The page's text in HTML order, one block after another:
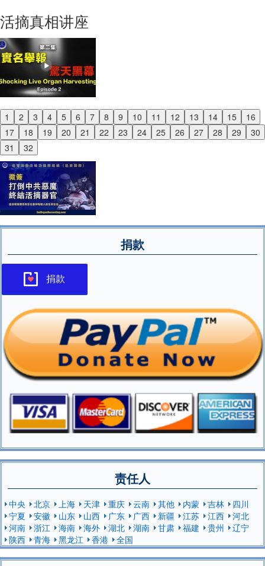
活摘真相讲座
1 2 3 4 5 6 7 8 9 10 11 12 13 14 15
16
17
18 19 20 21 22 23 24 25 26 27 28 29
30
31
32
Previous
Next
捐款
捐款
责任人
中央 北京 上海 天津 重庆 云南 其他 内蒙 吉林
四川
宁夏
安徽 山东 山西 广东 广西 新疆 江苏 江西
河北
河南
浙江 海南 海外 湖北 湖南 甘肃 福建 贵州
辽宁
陕西
青海 黑龙江 香港 全国